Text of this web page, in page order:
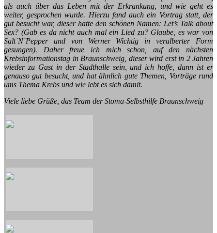
als auch über das Leben mit der Erkrankung, und wie geht es
weiter, gesprochen wurde. Hierzu fand auch ein Vortrag statt, der
gut besucht war, dieser hatte den schönen Namen: Let’s Talk about
Sex? (Gab es da nicht auch mal ein Lied zu? Glaube, es war von
Salt´N´Pepper und von Werner Wichtig in veralberter Form
gesungen). Daher freue ich mich schon, auf den nächsten
Krebsinformationstag in Braunschweig, dieser wird erst in 2 Jahren
wieder zu Gast in der Stadthalle sein, und ich hoffe, dann ist er
genauso gut besucht, und hat ähnlich gute Themen, Vorträge rund
ums Thema Krebs und wie lebt es sich damit.
Viele liebe Grüße, das Team der Stoma-Selbsthilfe Braunschweig